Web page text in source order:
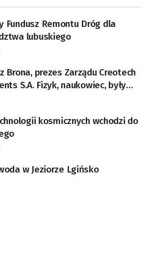
Fundusz Remontu Dróg dla
lubuskiego
Brona, prezes Zarządu Creotech
naukowiec, były
CERN w Genewie,
nauk fizycznych,
Rady Sektorowej ds.
Przemysłu Lotniczo-
i Satelitarnych PAN.
kosmicznych wchodzi do
w Jeziorze Lgińsko